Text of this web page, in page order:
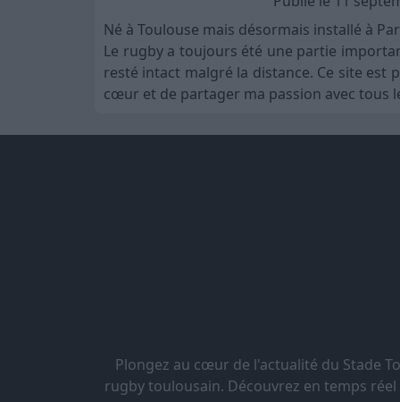
Né à Toulouse mais désormais installé à
Le rugby a toujours été une partie
resté intact malgré la distance. Ce site
cœur et de partager ma passion avec tous
Plongez au cœur de l'actualité du Stade
rugby toulousain. Découvrez en temps